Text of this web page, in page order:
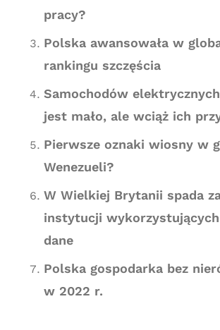
pracy?
Polska awansowała w
rankingu szczęścia
Samochodów
jest mało, ale wciąż ich
Pierwsze oznaki wiosny w
Wenezueli?
W Wielkiej Brytanii spada
instytucji
dane
Polska gospodarka bez
w 2022 r.